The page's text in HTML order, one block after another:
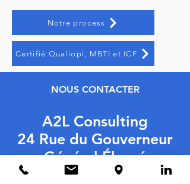
Notre process
Certifié Qualiopi, MBTI et ICF
NOUS CONTACTER
A2L Consulting
24 Rue du Gouverneur
Général Éboué
92130 Issy-les-